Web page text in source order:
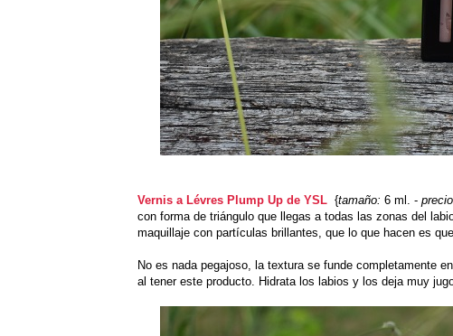
Vernis a Lévres Plump Up de YSL {tamaño: 6 ml. -
con forma de triángulo que llegas a todas las zonas del
maquillaje con partículas brillantes, que lo que hacen es
No es nada pegajoso, la textura se funde completamente
al tener este producto. Hidrata los labios y los deja muy